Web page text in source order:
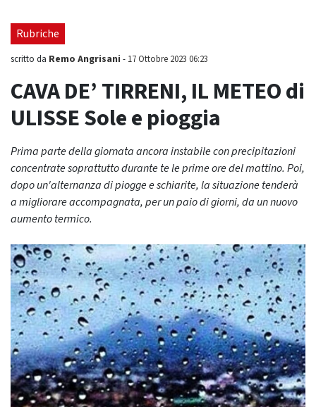
Rubriche
scritto da Remo Angrisani - 17 Ottobre 2023 06:23
CAVA DE’ TIRRENI, IL METEO di
ULISSE Sole e pioggia
Prima parte della giornata ancora instabile con precipitazioni
concentrate soprattutto durante te le prime ore del mattino. Poi,
dopo un'alternanza di piogge e schiarite, la situazione tenderà
a migliorare accompagnata, per un paio di giorni, da un nuovo
aumento termico.